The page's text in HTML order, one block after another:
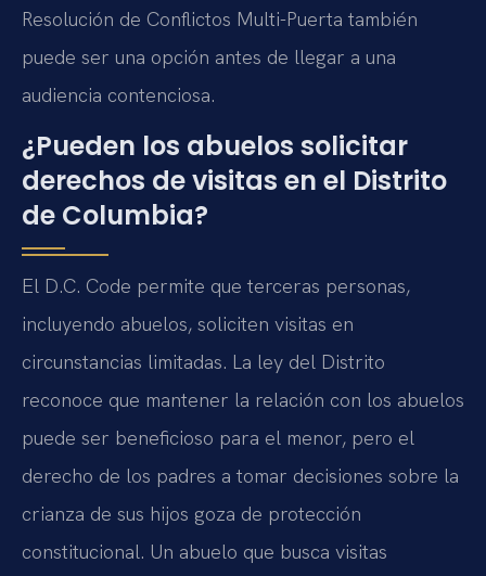
Resolución de Conflictos Multi-Puerta también
puede ser una opción antes de llegar a una
audiencia contenciosa.
¿Pueden los abuelos solicitar
derechos de visitas en el Distrito
de Columbia?
El D.C. Code permite que terceras personas,
incluyendo abuelos, soliciten visitas en
circunstancias limitadas. La ley del Distrito
reconoce que mantener la relación con los abuelos
puede ser beneficioso para el menor, pero el
derecho de los padres a tomar decisiones sobre la
crianza de sus hijos goza de protección
constitucional. Un abuelo que busca visitas